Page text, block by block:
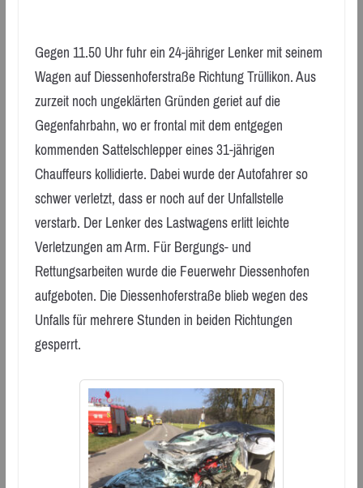
Gegen 11.50 Uhr fuhr ein 24-jähriger Lenker mit seinem
Wagen auf Diessenhoferstraße Richtung Trüllikon. Aus
zurzeit noch ungeklärten Gründen geriet auf die
Gegenfahrbahn, wo er frontal mit dem entgegen
kommenden Sattelschlepper eines 31-jährigen
Chauffeurs kollidierte. Dabei wurde der Autofahrer so
schwer verletzt, dass er noch auf der Unfallstelle
verstarb. Der Lenker des Lastwagens erlitt leichte
Verletzungen am Arm. Für Bergungs- und
Rettungsarbeiten wurde die Feuerwehr Diessenhofen
aufgeboten. Die Diessenhoferstraße blieb wegen des
Unfalls für mehrere Stunden in beiden Richtungen
gesperrt.